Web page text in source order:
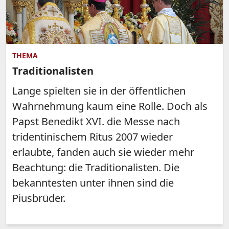
THEMA
Traditionalisten
Lange spielten sie in der öffentlichen
Wahrnehmung kaum eine Rolle. Doch als
Papst Benedikt XVI. die Messe nach
tridentinischem Ritus 2007 wieder
erlaubte, fanden auch sie wieder mehr
Beachtung: die Traditionalisten. Die
bekanntesten unter ihnen sind die
Piusbrüder.